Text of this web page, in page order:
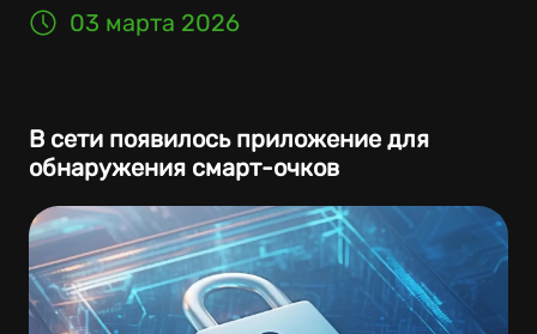
03 марта 2026
В сети появилось приложение для
обнаружения смарт-очков